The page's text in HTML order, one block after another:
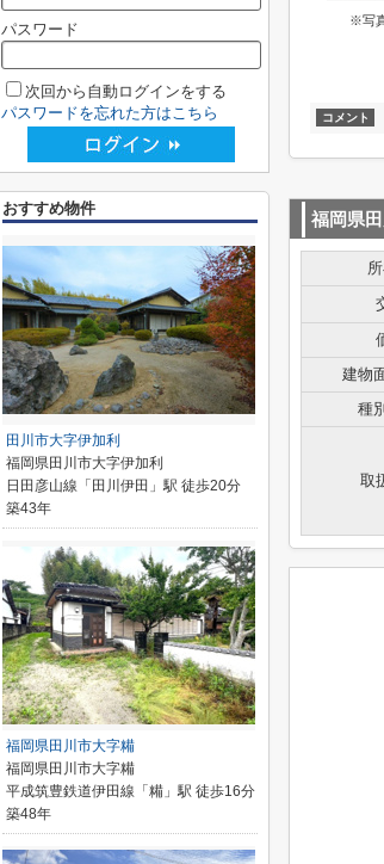
※写
コメント
福岡県
建物
種
取
パスワード
次回から自動ログインをする
パスワードを忘れた方はこちら
おすすめ物件
田川市大字伊加利
福岡県田川市大字伊加利
日田彦山線「田川伊田」駅 徒歩20分
築43年
福岡県田川市大字糒
福岡県田川市大字糒
平成筑豊鉄道伊田線「糒」駅 徒歩16分
築48年